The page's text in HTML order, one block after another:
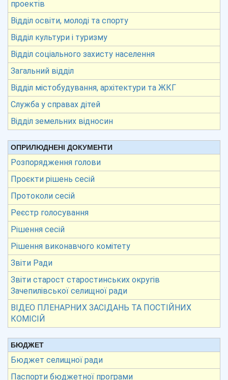
проектів
Відділ освіти, молоді та спорту
Відділ культури і туризму
Відділ соціального захисту населення
Загальний відділ
Відділ містобудування, архітектури та ЖКГ
Служба у справах дітей
Відділ земельних відносин
ОПРИЛЮДНЕНІ ДОКУМЕНТИ
Розпорядження голови
Проєкти рішень сесій
Протоколи сесій
Реєстр голосування
Рішення сесій
Рішення виконавчого комітету
Звіти Ради
Звіти старост старостинських округів
Зачепилівської селищної ради
ВІДЕО ПЛЕНАРНИХ ЗАСІДАНЬ ТА ПОСТІЙНИХ
КОМІСІЙ
БЮДЖЕТ
Бюджет селищної ради
Паспорти бюджетної програми